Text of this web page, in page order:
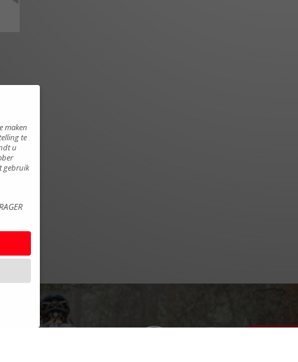
DISCLAIMER
maken
te
u
gebruik